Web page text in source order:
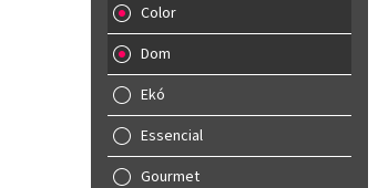
Color
Dom
Ekó
Essencial
Gourmet